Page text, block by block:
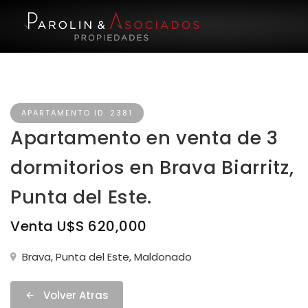
APARTAMENTO ID. 2381
Apartamento en venta de 3
dormitorios en Brava Biarritz,
Punta del Este.
Venta U$S 620,000
Brava, Punta del Este, Maldonado
Volver Atras